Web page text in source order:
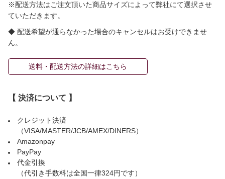
※配送方法はご注文頂いた商品サイズによって弊社にて選択させ
ていただきます。
◆ 配送希望が通らなかった場合のキャンセルはお受けできませ
ん。
送料・配送方法の詳細はこちら
【 決済について 】
クレジット決済
（VISA/MASTER/JCB/AMEX/DINERS）
Amazonpay
PayPay
代金引換
（代引き手数料は全国一律324円です）